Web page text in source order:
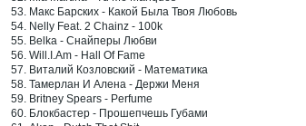
53. Макс Барских - Какой Была Твоя Любовь
54. Nelly Feat. 2 Chainz - 100k
55. Belka - Снайперы Любви
56. Will.I.Am - Hall Of Fame
57. Виталий Козловский - Математика
58. Тамерлан И Алена - Держи Меня
59. Britney Spears - Perfume
60. Блокбастер - Прошепчешь Губами